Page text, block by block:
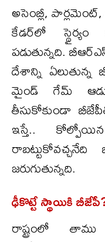
అసెంబ్లీ,
కేడర్‌లో స్థైర్యం
పడుతున్నది.
దేశాన్ని
మైండ్ గేమ్
తీసుకోకుండా
ఇస్తే..
జరుగుతున్నది.
ఢీకొట్టే స్థాయికి
రాష్ట్రంలో